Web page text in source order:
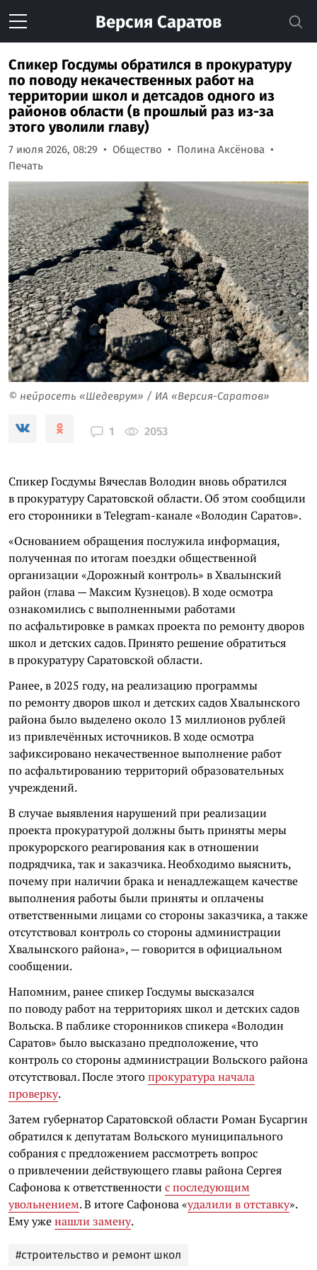
Версия Саратов
Спикер Госдумы обратился в прокуратуру
по поводу некачественных работ на
территории школ и детсадов одного из
районов области (в прошлый раз из-за
этого уволили главу)
7 июля 2026, 08:29 Общество
Полина Аксёнова
Печать
© нейросеть «Шедеврум» / ИА «Версия-Саратов»
1 2053
Спикер Госдумы Вячеслав Володин вновь обратился
в прокуратуру Саратовской области. Об этом сообщили
его сторонники в Telegram-канале «Володин Саратов».
«Основанием обращения послужила информация,
полученная по итогам поездки общественной
организации «Дорожный контроль» в Хвалынский
район (глава — Максим Кузнецов). В ходе осмотра
ознакомились с выполненными работами
по асфальтировке в рамках проекта по ремонту дворов
школ и детских садов. Принято решение обратиться
в прокуратуру Саратовской области.
Ранее, в 2025 году, на реализацию программы
по ремонту дворов школ и детских садов Хвалынского
района было выделено около 13 миллионов рублей
из привлечённых источников. В ходе осмотра
зафиксировано некачественное выполнение работ
по асфальтированию территорий образовательных
учреждений.
В случае выявления нарушений при реализации
проекта прокуратурой должны быть приняты меры
прокурорского реагирования как в отношении
подрядчика, так и заказчика. Необходимо выяснить,
почему при наличии брака и ненадлежащем качестве
выполнения работы были приняты и оплачены
ответственными лицами со стороны заказчика, а также
отсутствовал контроль со стороны администрации
Хвалынского района», — говорится в официальном
сообщении.
Напомним, ранее спикер Госдумы высказался
по поводу работ на территориях школ и детских садов
Вольска. В паблике сторонников спикера «Володин
Саратов» было высказано предположение, что
контроль со стороны администрации Вольского района
отсутствовал. После этогопрокуратура начала
проверку.
Затем губернатор Саратовской области Роман Бусаргин
обратился к депутатам Вольского муниципального
собрания с предложением рассмотреть вопрос
о привлечении действующего главы района Сергея
Сафонова к ответственности с последующим
увольнением. В итоге Сафонова «удалили в отставку».
Ему уженашли замену.
#строительство и ремонт школ